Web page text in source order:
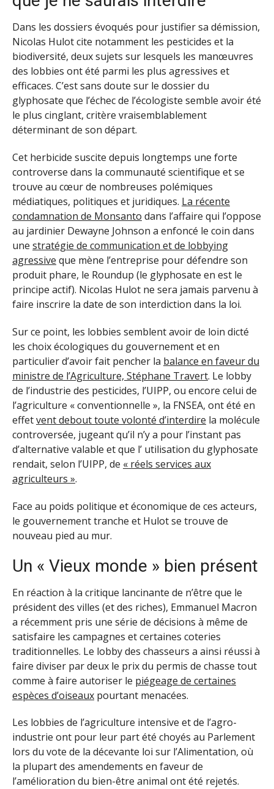
Dans les dossiers évoqués pour justifier sa démission,
Nicolas Hulot cite notamment les pesticides et la
biodiversité, deux sujets sur lesquels les manœuvres
des lobbies ont été parmi les plus agressives et
efficaces. C’est sans doute sur le dossier du
glyphosate que l’échec de l’écologiste semble avoir été
le plus cinglant, critère vraisemblablement
déterminant de son départ.
Cet herbicide suscite depuis longtemps une forte
controverse dans la communauté scientifique et se
trouve au cœur de nombreuses polémiques
médiatiques, politiques et juridiques. La récente
condamnation de Monsanto dans l’affaire qui l’oppose
au jardinier Dewayne Johnson a enfoncé le coin dans
une stratégie de communication et de lobbying
agressive que mène l’entreprise pour défendre son
produit phare, le Roundup (le glyphosate en est le
principe actif). Nicolas Hulot ne sera jamais parvenu à
faire inscrire la date de son interdiction dans la loi.
Sur ce point, les lobbies semblent avoir de loin dicté
les choix écologiques du gouvernement et en
particulier d’avoir fait pencher la balance en faveur du
ministre de l’Agriculture, Stéphane Travert. Le lobby
de l’industrie des pesticides, l’UIPP, ou encore celui de
l’agriculture « conventionnelle », la FNSEA, ont été en
effetvent debout toute volonté d’interdire la molécule
controversée, jugeant qu’il n’y a pour l’instant pas
d’alternative valable et que l’ utilisation du glyphosate
rendait, selon l’UIPP, de « réels services aux
agriculteurs ».
Face au poids politique et économique de ces acteurs,
le gouvernement tranche et Hulot se trouve de
nouveau pied au mur.
Un « Vieux monde » bien présent
En réaction à la critique lancinante de n’être que le
président des villes (et des riches), Emmanuel Macron
a récemment pris une série de décisions à même de
satisfaire les campagnes et certaines coteries
traditionnelles. Le lobby des chasseurs a ainsi réussi à
faire diviser par deux le prix du permis de chasse tout
comme à faire autoriser le piégeage de certaines
espèces d’oiseaux pourtant menacées.
Les lobbies de l’agriculture intensive et de l’agro-
industrie ont pour leur part été choyés au Parlement
lors du vote de la décevante loi sur l’Alimentation, où
la plupart des amendements en faveur de
l’amélioration du bien-être animal ont été rejetés.